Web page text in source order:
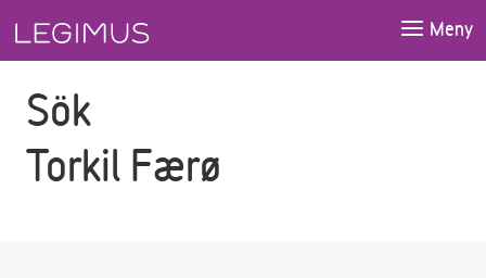
Meny
Sök
Torkil Færø